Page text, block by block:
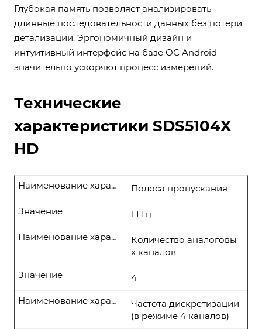
Глубокая память позволяет анализировать
длинные последовательности данных без потери
детализации. Эргономичный дизайн и
интуитивный интерфейс на базе ОС Android
значительно ускоряют процесс измерений.
Технические
характеристики SDS5104X
HD
Полоса пропускания
Наименование характеристики
1 ГГц
Значение
Количество аналоговы
х каналов
Наименование характеристики
4
Значение
Частота дискретизации
(в режиме 4 каналов)
Наименование характеристики